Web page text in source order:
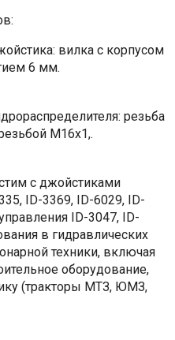
вилка с корпусом
6 мм.
резьба
M16x1,.
с джойстиками
ID-3369, ID-6029, ID-
ID-3047, ID-
в гидравлических
техники, включая
оборудование,
(тракторы МТЗ, ЮМЗ,